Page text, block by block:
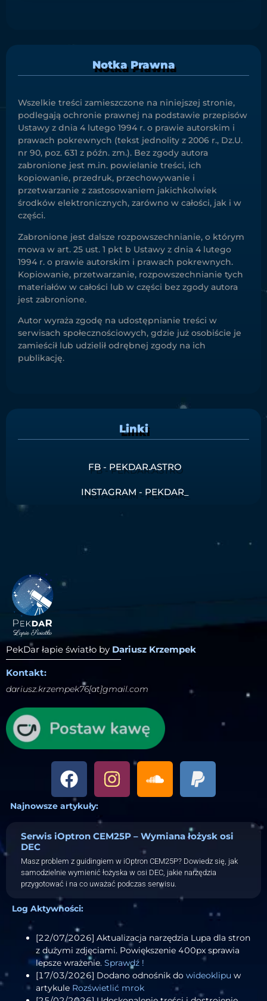
Notka Prawna
Wszelkie treści zamieszczone na niniejszej stronie,
podlegają ochronie prawnej na podstawie przepisów
Ustawy z dnia 4 lutego 1994 r. o prawie autorskim i
prawach pokrewnych (tekst jednolity z 2006 r., Dz.U.
nr 90, poz. 631 z późn. zm.). Bez zgody autora
zabronione jest m.in. powielanie treści, ich
kopiowanie, przedruk, przechowywanie i
przetwarzanie z zastosowaniem jakichkolwiek
środków elektronicznych, zarówno w całości, jak i w
części.
Zabronione jest dalsze rozpowszechnianie, o którym
mowa w art. 25 ust. 1 pkt b Ustawy z dnia 4 lutego
1994 r. o prawie autorskim i prawach pokrewnych.
Kopiowanie, przetwarzanie, rozpowszechnianie tych
materiałów w całości lub w części bez zgody autora
jest zabronione.
Autor wyraża zgodę na udostępnianie treści w
serwisach społecznościowych, gdzie już osobiście je
zamieścił lub udzielił odrębnej zgody na ich
publikację.
Linki
FB - PEKDAR.ASTRO
INSTAGRAM - PEKDAR_
PekDar łapie światło by Dariusz Krzempek
Kontakt:
dariusz.krzempek76[at]gmail.com
Najnowsze artykuły:
Serwis iOptron CEM25P – Wymiana łożysk osi
DEC
Masz problem z guidingiem w iOptron CEM25P? Dowiedz się, jak
samodzielnie wymienić łożyska w osi DEC, jakie narzędzia
przygotować i na co uważać podczas serwisu.
Log Aktywności:
[22/07/2026] Aktualizacja narzędzia Lupa dla stron
z dużymi zdjęciami. Powiększenie 400px sprawia
lepsze wrażenie. Sprawdź !
[17/03/2026] Dodano odnośnik do wideoklipu w
artykule Rozświetlić mrok